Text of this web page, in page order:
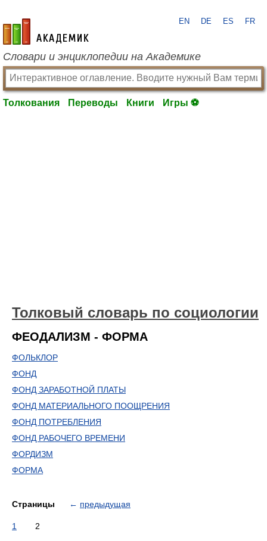
academic.ru
EN DE ES FR
Словари и энциклопедии на Академике
Толкования Переводы Книги Игры ⚽
Толковый словарь по социологии
ФЕОДАЛИЗМ - ФОРМА
ФОЛЬКЛОР
ФОНД
ФОНД ЗАРАБОТНОЙ ПЛАТЫ
ФОНД МАТЕРИАЛЬНОГО ПООЩРЕНИЯ
ФОНД ПОТРЕБЛЕНИЯ
ФОНД РАБОЧЕГО ВРЕМЕНИ
ФОРДИЗМ
ФОРМА
Страницы ← предыдущая
1 2